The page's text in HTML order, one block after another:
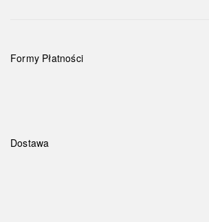
Formy Płatności
Dostawa